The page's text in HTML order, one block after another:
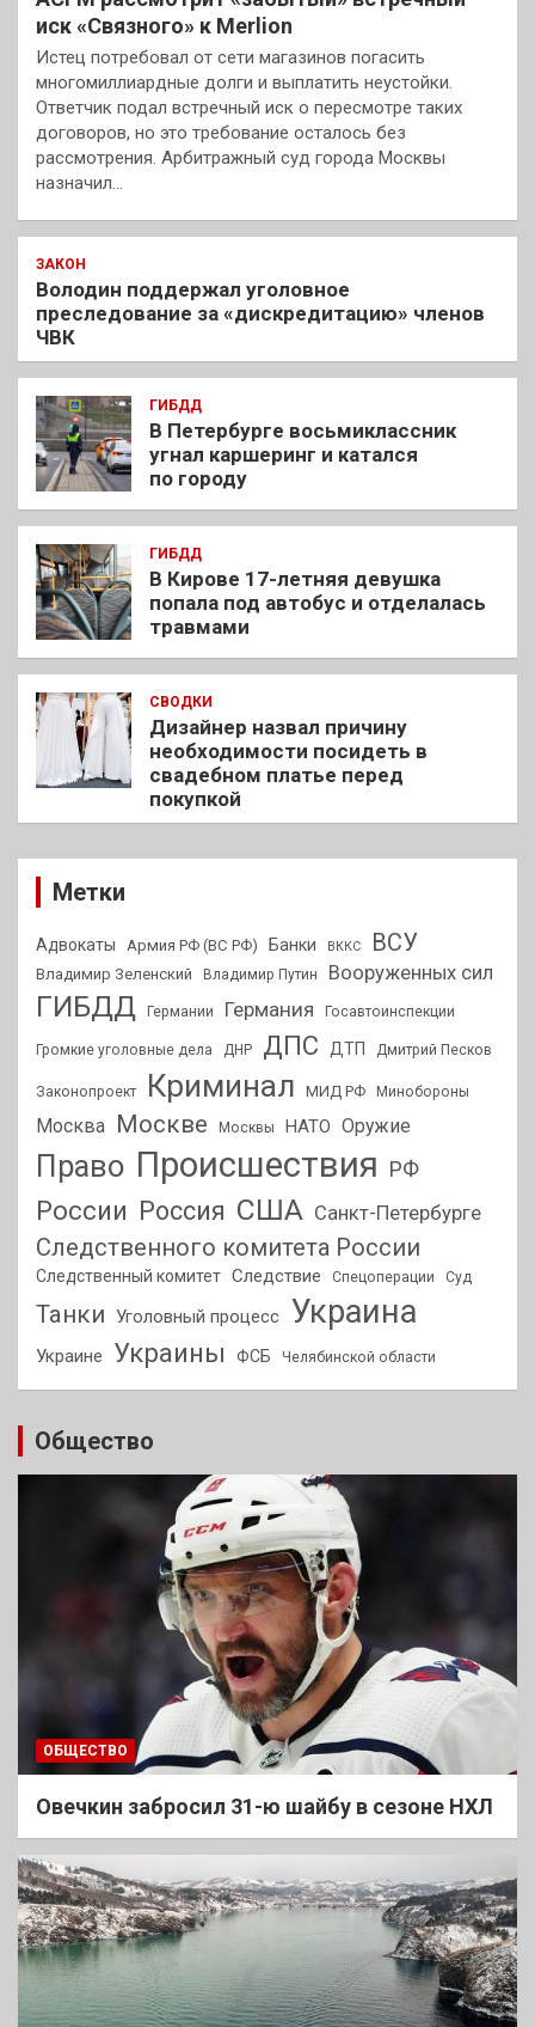
иск «Связного» к Merlion
Истец потребовал от сети магазинов погасить
многомиллиардные долги и выплатить неустойки.
Ответчик подал встречный иск о пересмотре таких
договоров, но это требование осталось без
рассмотрения. Арбитражный суд города Москвы
назначил…
ЗАКОН
Володин поддержал уголовное
преследование за «дискредитацию» членов
ЧВК
ГИБДД
В Петербурге восьмиклассник
угнал каршеринг и катался
по городу
ГИБДД
В Кирове 17-летняя девушка
попала под автобус и отделалась
травмами
СВОДКИ
Дизайнер назвал причину
необходимости посидеть в
свадебном платье перед
покупкой
Метки
Адвокаты Армия РФ (ВС РФ) Банки ВККС ВСУ
Владимир Зеленский Владимир Путин Вооруженных сил
ГИБДД Германии Германия Госавтоинспекции
Громкие уголовные дела ДНР ДПС ДТП Дмитрий Песков
Законопроект Криминал МИД РФ Минобороны
Москва Москве Москвы НАТО Оружие
Право Происшествия РФ
России Россия США Санкт-Петербурге
Следственного комитета России
Следственный комитет Следствие Спецоперации Суд
Танки Уголовный процесс Украина
Украине Украины ФСБ Челябинской области
Общество
ОБЩЕСТВО
Овечкин забросил 31-ю шайбу в сезоне НХЛ